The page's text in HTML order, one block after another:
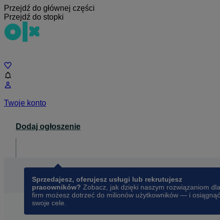
Przejdź do głównej części
Przejdź do stopki
Twoje konto
Dodaj ogłoszenie
Sprzedajesz, oferujesz usługi lub rekrutujesz
pracowników? Zobacz, jak dzięki naszym rozwiązaniom dla
firm możesz dotrzeć do milionów użytkowników — i osiągnąć
swoje cele.